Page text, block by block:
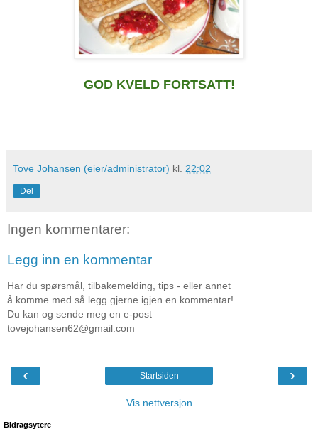
GOD KVELD FORTSATT!
Tove Johansen (eier/administrator) kl. 22:02
Del
Ingen kommentarer:
Legg inn en kommentar
Har du spørsmål, tilbakemelding, tips - eller annet
å komme med så legg gjerne igjen en kommentar!
Du kan og sende meg en e-post
tovejohansen62@gmail.com
‹ ›
Startsiden
Vis nettversjon
Bidragsytere